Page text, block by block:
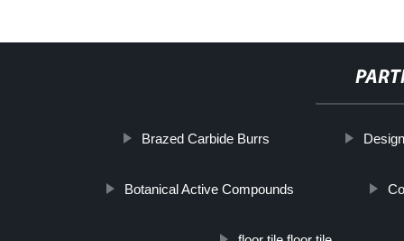
Brazed Carbide Burrs
Botanical Active Compounds